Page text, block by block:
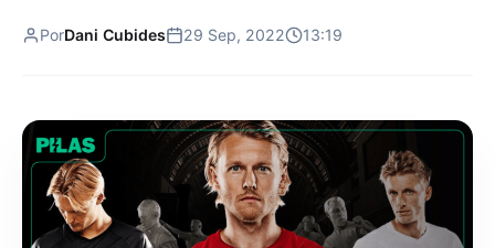
PorDani Cubides 29 Sep, 2022 13:19